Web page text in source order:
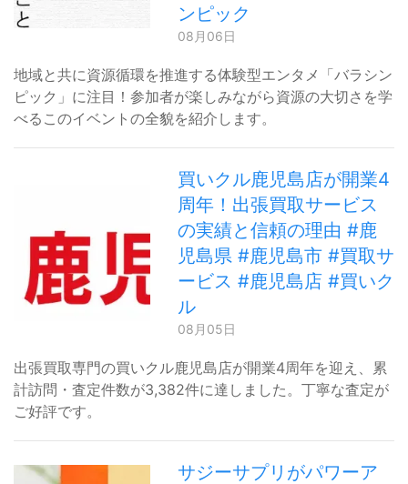
ンピック
08月06日
地域と共に資源循環を推進する体験型エンタメ「バラシン
ピック」に注目！参加者が楽しみながら資源の大切さを学
べるこのイベントの全貌を紹介します。
買いクル鹿児島店が開業4
周年！出張買取サービス
の実績と信頼の理由 #鹿
児島県 #鹿児島市 #買取サ
ービス #鹿児島店 #買いク
ル
08月05日
出張買取専門の買いクル鹿児島店が開業4周年を迎え、累
計訪問・査定件数が3,382件に達しました。丁寧な査定が
ご好評です。
サジーサプリがパワーア